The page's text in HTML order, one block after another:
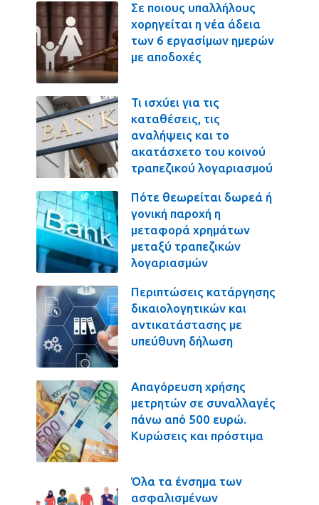
Σε ποιους υπαλλήλους
χορηγείται η νέα άδεια
των 6 εργασίμων ημερών
με αποδοχές
Τι ισχύει για τις
καταθέσεις, τις
αναλήψεις και το
ακατάσχετο του κοινού
τραπεζικού λογαριασμού
Πότε θεωρείται δωρεά ή
γονική παροχή η
μεταφορά χρημάτων
μεταξύ τραπεζικών
λογαριασμών
Περιπτώσεις κατάργησης
δικαιολογητικών και
αντικατάστασης με
υπεύθυνη δήλωση
Απαγόρευση χρήσης
μετρητών σε συναλλαγές
πάνω από 500 ευρώ.
Κυρώσεις και πρόστιμα
Όλα τα ένσημα των
ασφαλισμένων